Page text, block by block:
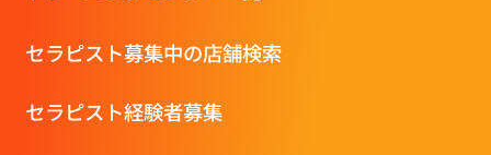
セラピスト募集中の店舗検索
セラピスト経験者募集